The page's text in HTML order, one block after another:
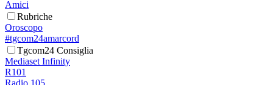
Amici
Rubriche
Oroscopo
#tgcom24amarcord
Tgcom24 Consiglia
Mediaset Infinity
R101
Radio 105